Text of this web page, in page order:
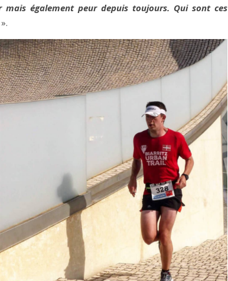
également peur depuis toujours. Qui sont ces